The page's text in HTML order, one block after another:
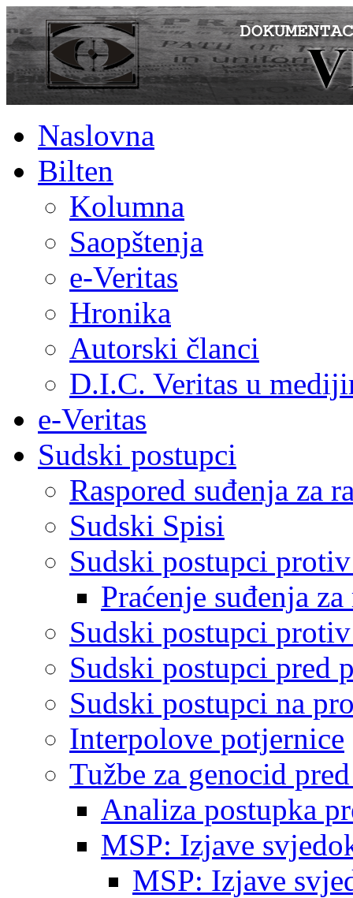
Naslovna
Bilten
Kolumna
Saopštenja
e-Veritas
Hronika
Autorski članci
D.I.C. Veritas u
e-Veritas
Sudski postupci
Raspored suđenja za
Sudski Spisi
Sudski postupci
Praćenje suđenja
Sudski postupci
Sudski postupci pred
Sudski postupci na
Interpolove potjernice
Tužbe za genocid
Analiza postupka
MSP: Izjave
MSP: Izjave